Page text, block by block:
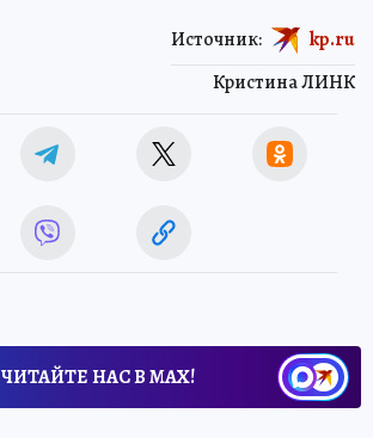
Кристина ЛИНК
Источник: kp.ru
ЧИТАЙТЕ НАС В МАХ!